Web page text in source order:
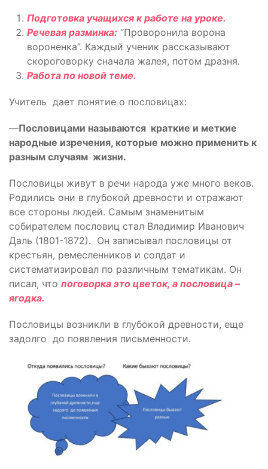
Подготовка учащихся к работе на уроке.
Речевая разминка: “Проворонила ворона
вороненка”. Каждый ученик рассказывают
скороговорку сначала жалея, потом дразня.
Работа по новой теме.
Учитель дает понятие о пословицах:
—Пословицами называются краткие и меткие
народные изречения, которые можно применить к
разным случаям жизни.
Пословицы живут в речи народа уже много веков.
Родились они в глубокой древности и отражают
все стороны людей. Самым знаменитым
собирателем пословиц стал Владимир Иванович
Даль (1801-1872). Он записывал пословицы от
крестьян, ремесленников и солдат и
систематизировал по различным тематикам. Он
писал, что поговорка это цветок, а пословица –
ягодка.
Пословицы возникли в глубокой древности, еще
задолго до появления письменности.